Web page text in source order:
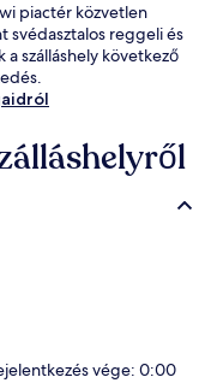
piactér közvetlen
svédasztalos reggeli és
szálláshely következő
vége: 0:00